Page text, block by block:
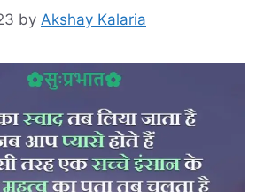
by Akshay Kalaria